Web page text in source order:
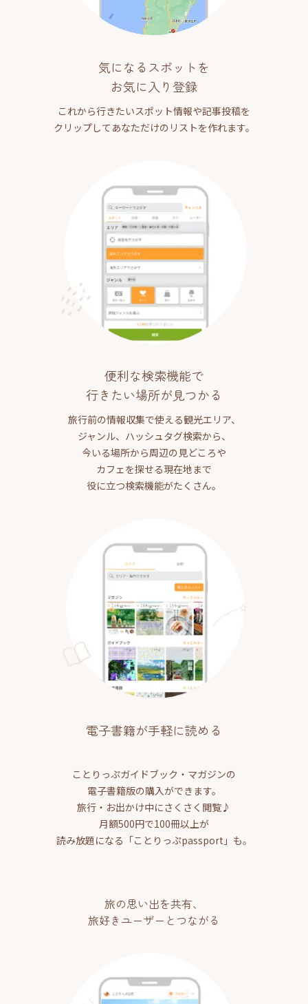
気になるスポットを
お気に入り登録
これから行きたいスポット情報や記事投稿を
クリップしてあなただけのリストを作れます。
便利な検索機能で
行きたい場所が見つかる
旅行前の情報収集で使える観光エリア、
ジャンル、ハッシュタグ検索から、
今いる場所から周辺の見どころや
カフェを探せる現在地まで
役に立つ検索機能がたくさん。
電子書籍が手軽に読める
ことりっぷガイドブック・マガジンの
電子書籍版の購入ができます。
旅行・お出かけ中にさくさく閲覧♪
月額500円で100冊以上が
読み放題になる「ことりっぷpassport」も。
旅の思い出を共有、
旅好きユーザーとつながる